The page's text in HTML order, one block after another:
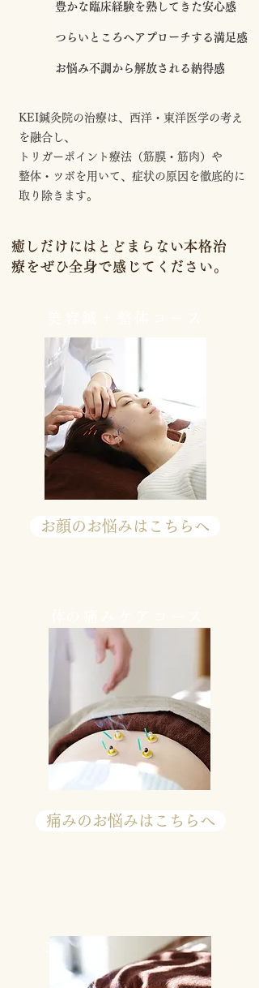
豊かな臨床経験を熟してきた安心感
つらいところへアプローチする満足感
お悩み不調から解放される納得感
KEI鍼灸院の治療は、西洋・東洋医学の考え
を融合し、
トリガーポイント療法（筋膜・筋肉）や
整体・ツボを用いて、症状の原因を徹底的に
取り除きます。
1
​癒しだけにはとどまらない本格治
療をぜひ全身で感じてください。
3
お顔のお悩みはこちらへ
痛みのお悩みはこちらへ
​こころのケアコース